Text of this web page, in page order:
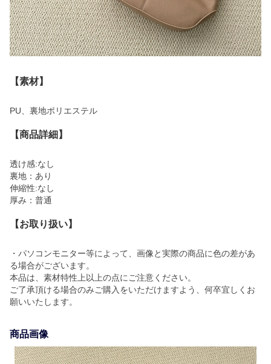
【素材】
PU、裏地ポリエステル
【商品詳細】
透け感:なし
裏地：あり
伸縮性:なし
厚み：普通
【お取り扱い】
・パソコンモニター等によって、画像と実際の商品に色の差があ
る場合がございます。
本品は、素材特性上以上の点にご注意ください。
ご了承頂ける場合のみご購入をいただけますよう、何卒宜しくお
願いいたします。
商品画像